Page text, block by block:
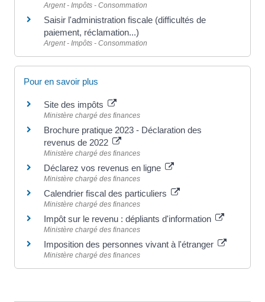
Argent - Impôts - Consommation
Saisir l'administration fiscale (difficultés de
paiement, réclamation...)
Argent - Impôts - Consommation
Pour en savoir plus
Site des impôts
Ministère chargé des finances
Brochure pratique 2023 - Déclaration des
revenus de 2022
Ministère chargé des finances
Déclarez vos revenus en ligne
Ministère chargé des finances
Calendrier fiscal des particuliers
Ministère chargé des finances
Impôt sur le revenu : dépliants d'information
Ministère chargé des finances
Imposition des personnes vivant à l'étranger
Ministère chargé des finances